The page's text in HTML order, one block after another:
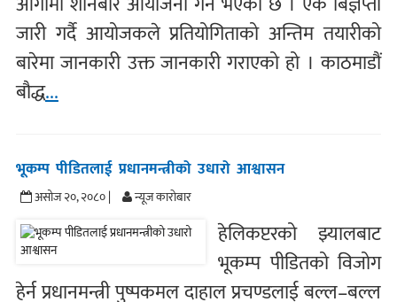
जारी गर्दै आयोजकले प्रतियोगिताको अन्तिम तयारीको
बारेमा जानकारी उक्त जानकारी गराएको हो । काठमाडौं
बौद्ध...
भूकम्प पीडितलाई प्रधानमन्त्रीको उधारो आश्वासन
असोज २०, २०८० | न्यूज काराेबार
हेलिकप्टरको झ्यालबाट
भूकम्प पीडितको विजोग
हेर्न प्रधानमन्त्री पुष्पकमल दाहाल प्रचण्डलाई बल्ल–बल्ल